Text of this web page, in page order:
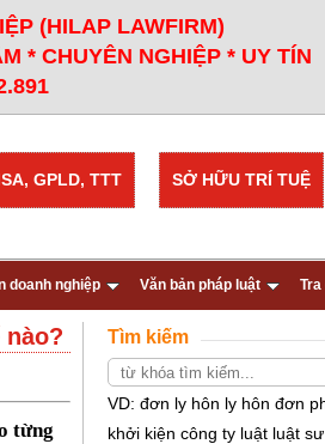
(HILAP LAWFIRM)
* CHUYÊN NGHIỆP * UY TÍN
SỞ HỮU TRÍ TUỆ
GPLD, TTT
doanh nghiệp Văn bản pháp luật
từng
Tìm kiếm
VD: đơn ly hôn ly hôn đơn
khởi kiện công ty luật luật